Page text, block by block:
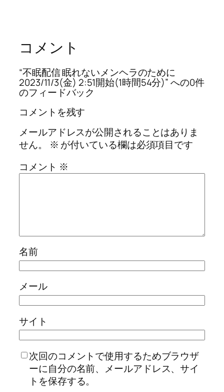
コメント
“不眠配信 眠れないメンヘラのために
2023/11/3(金) 2:51開始(1時間54分)” への0件
のフィードバック
コメントを残す
メールアドレスが公開されることはありま
せん。
※ が付いている欄は必須項目です
コメント ※
名前
メール
サイト
次回のコメントで使用するためブラウザ
ーに自分の名前、メールアドレス、サイ
トを保存する。